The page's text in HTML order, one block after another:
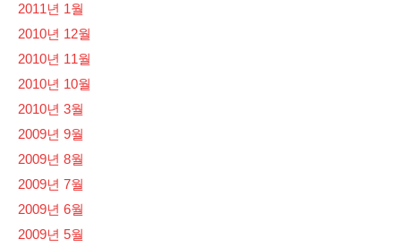
2011년 1월
2010년 12월
2010년 11월
2010년 10월
2010년 3월
2009년 9월
2009년 8월
2009년 7월
2009년 6월
2009년 5월